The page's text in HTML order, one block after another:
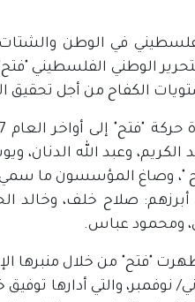
في الوطن والشتات،
الوطني الفلسطيني
الكفاح من أجل تحقيق
الكريم، وعبد الله
"، وصاغ المؤسسون ما سمي
1959 كان أبرزهم: صلاح خلف،
ومحمود عباس.
العام 1959 ظهرت "فتح" من خلال
نوفمبر، والتي أدارها